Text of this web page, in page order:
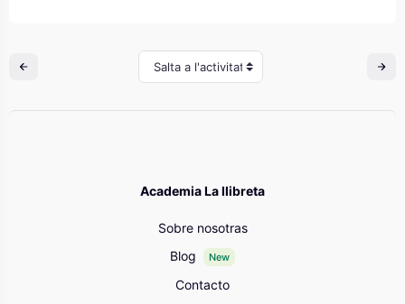
Salta a l'activitat
Academia La llibreta
Sobre nosotras
Blog
New
Contacto